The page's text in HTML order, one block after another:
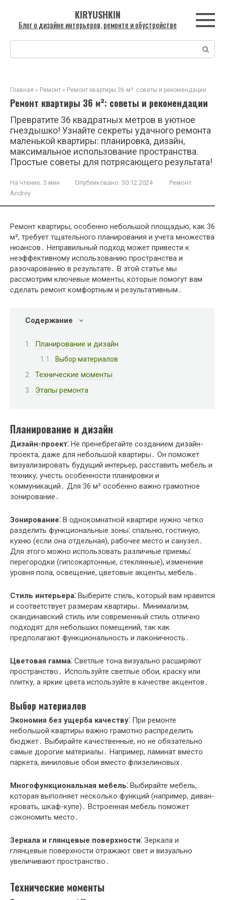
контенту
KIRYUSHKIN
Блог о дизайне интерьеров, ремонте и обустройстве
Поиск:
Главная » Ремонт » Ремонт квартиры 36 м²: советы и рекомендации
Ремонт квартиры 36 м²: советы и рекомендации
Превратите 36 квадратных метров в уютное
гнездышко! Узнайте секреты удачного ремонта
маленькой квартиры: планировка, дизайн,
максимальное использование пространства.
Простые советы для потрясающего результата!
На чтение: 3 мин Опубликовано: 30.12.2024
Ремонт
Andrey
Ремонт квартиры, особенно небольшой площадью, как 36
м², требует тщательного планирования и учета множества
нюансов․ Неправильный подход может привести к
неэффективному использованию пространства и
разочарованию в результате․ В этой статье мы
рассмотрим ключевые моменты, которые помогут вам
сделать ремонт комфортным и результативным․
Содержание
Планирование и дизайн
Выбор материалов
Технические моменты
Этапы ремонта
Планирование и дизайн
Дизайн-проект⁚ Не пренебрегайте созданием дизайн-
проекта, даже для небольшой квартиры․ Он поможет
визуализировать будущий интерьер, расставить мебель и
технику, учесть особенности планировки и
коммуникаций․ Для 36 м² особенно важно грамотное
зонирование․
Зонирование⁚ В однокомнатной квартире нужно четко
разделить функциональные зоны⁚ спальню, гостиную,
кухню (если она отдельная), рабочее место и санузел․
Для этого можно использовать различные приемы⁚
перегородки (гипсокартонные, стеклянные), изменение
уровня пола, освещение, цветовые акценты, мебель․
Стиль интерьера⁚ Выберите стиль, который вам нравится
и соответствует размерам квартиры․ Минимализм,
скандинавский стиль или современный стиль отлично
подходят для небольших помещений, так как
предполагают функциональность и лаконичность․
Цветовая гамма⁚ Светлые тона визуально расширяют
пространство․ Используйте светлые обои, краску или
плитку, а яркие цвета используйте в качестве акцентов․
Выбор материалов
Экономия без ущерба качеству⁚ При ремонте
небольшой квартиры важно грамотно распределить
бюджет․ Выбирайте качественные, но не обязательно
самые дорогие материалы․ Например, ламинат вместо
паркета, виниловые обои вместо флизелиновых․
Многофункциональная мебель⁚ Выбирайте мебель,
которая выполняет несколько функций (например, диван-
кровать, шкаф-купе)․ Встроенная мебель поможет
сэкономить место․
Зеркала и глянцевые поверхности⁚ Зеркала и
глянцевые поверхности отражают свет и визуально
увеличивают пространство․
Технические моменты